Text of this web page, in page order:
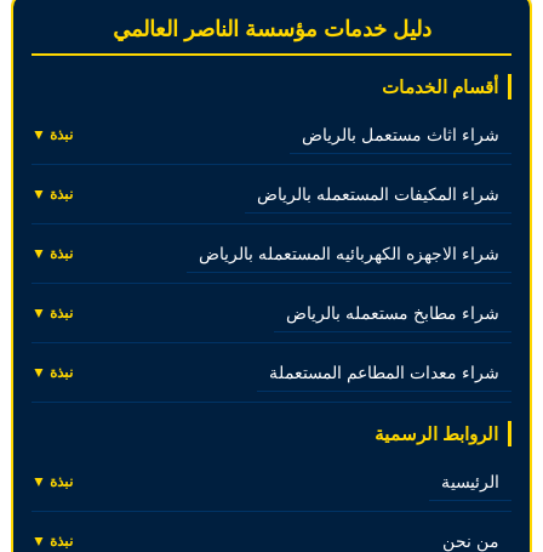
دليل خدمات مؤسسة الناصر العالمي
أقسام الخدمات
شراء اثاث مستعمل بالرياض نبذة ▼
شراء المكيفات المستعمله بالرياض نبذة ▼
شراء الاجهزه الكهربائيه المستعمله بالرياض نبذة ▼
شراء مطابخ مستعمله بالرياض نبذة ▼
شراء معدات المطاعم المستعملة نبذة ▼
الروابط الرسمية
الرئيسية نبذة ▼
من نحن نبذة ▼